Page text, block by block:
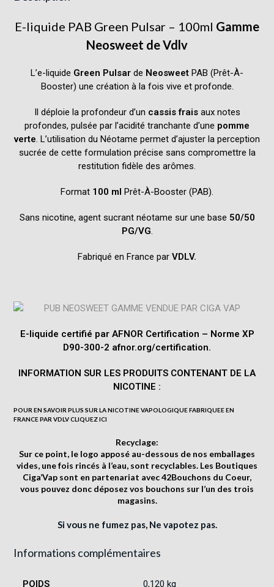
E-liquide PAB Green Pulsar – 100ml Gamme
Neosweet deVdlv
L’e-liquide Green Pulsar de Neosweet PAB (Prêt-À-
Booster) une création à la fois vive et profonde.
Il déploie la profondeur d’un cassis fraisaux notes
profondes, pulsée par l’acidité tranchante d’une pomme
verte . L’utilisation du Néotame permet d’ajuster la perception
sucrée de cette formulation précise sans compromettre la
restitution fidèle des arômes.
Format 100 ml Prêt-À-Booster (PAB).
Sans nicotine, agent sucrant néotame sur une base 50/50
PG/VG
Fabriqué en France par VDLV.
E-liquide certifié par AFNOR Certification – Norme XP
D90-300-2 afnor.org/certification.
INFORMATION SUR LES PRODUITS CONTENANT DE LA
NICOTINE :
POUR EN SAVOIR PLUS SUR LA NICOTINE VAPOLOGIQUE FABRIQUEE EN
FRANCE PAR VDLVCLIQUEZ ICI
Recyclage:
Sur ce point, le logo apposé au-dessous de nos emballages
vides, une fois rincés à l’eau, sont recyclables. Les Boutiques
Ciga’Vap sont en partenariat avec42Bouchons du Coeur,
vous pouvez donc déposez vos bouchons sur l’un des trois
magasins.
Si vous ne fumez pas, Ne vapotez pas.
Informations complémentaires
POIDS 0,120 kg